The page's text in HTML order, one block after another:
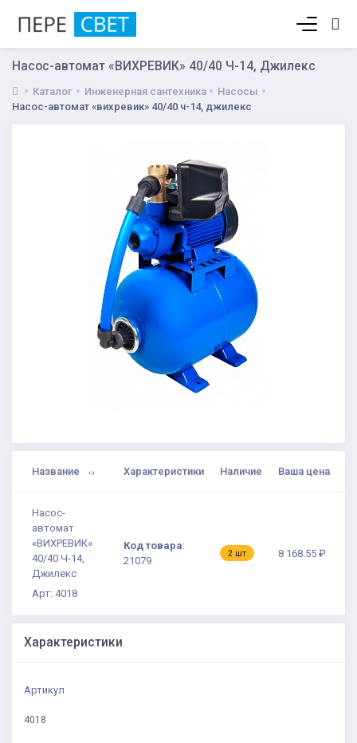
Насос-автомат «ВИХРЕВИК» 40/40 Ч-14, Джилекс
Каталог Инженерная сантехника
Насосы
Насос-автомат «вихревик» 40/40 ч-14, джилекс
Название Характеристики Наличие Ваша цена
Насос-
автомат
«ВИХРЕВИК»
40/40 Ч-14,
Джилекс
Арт: 4018
Код товара:
21079
2 шт 8 168.55 ₽
Характеристики
Артикул
4018